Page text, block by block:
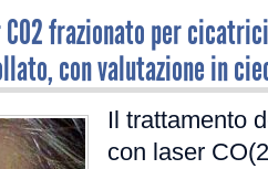
frazionato per
con valutazione in
Il trattamento
con laser